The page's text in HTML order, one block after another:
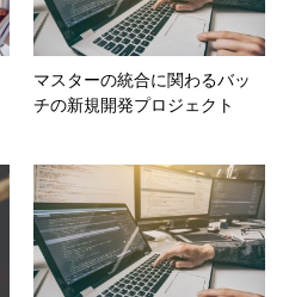
マスターの統合に関わるバッ
チの新規開発プロジェクト